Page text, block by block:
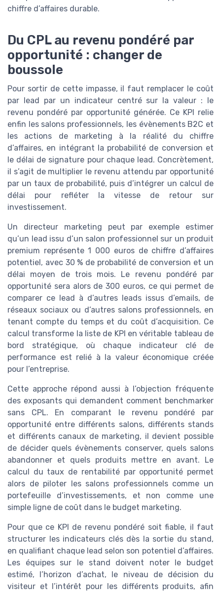
chiffre d’affaires durable.
Du CPL au revenu pondéré par
opportunité : changer de
boussole
Pour sortir de cette impasse, il faut remplacer le coût
par lead par un indicateur centré sur la valeur : le
revenu pondéré par opportunité générée. Ce KPI relie
enfin les salons professionnels, les évènements B2C et
les actions de marketing à la réalité du chiffre
d’affaires, en intégrant la probabilité de conversion et
le délai de signature pour chaque lead. Concrètement,
il s’agit de multiplier le revenu attendu par opportunité
par un taux de probabilité, puis d’intégrer un calcul de
délai pour refléter la vitesse de retour sur
investissement.
Un directeur marketing peut par exemple estimer
qu’un lead issu d’un salon professionnel sur un produit
premium représente 1 000 euros de chiffre d’affaires
potentiel, avec 30 % de probabilité de conversion et un
délai moyen de trois mois. Le revenu pondéré par
opportunité sera alors de 300 euros, ce qui permet de
comparer ce lead à d’autres leads issus d’emails, de
réseaux sociaux ou d’autres salons professionnels, en
tenant compte du temps et du coût d’acquisition. Ce
calcul transforme la liste de KPI en véritable tableau de
bord stratégique, où chaque indicateur clé de
performance est relié à la valeur économique créée
pour l’entreprise.
Cette approche répond aussi à l’objection fréquente
des exposants qui demandent comment benchmarker
sans CPL. En comparant le revenu pondéré par
opportunité entre différents salons, différents stands
et différents canaux de marketing, il devient possible
de décider quels évènements conserver, quels salons
abandonner et quels produits mettre en avant. Le
calcul du taux de rentabilité par opportunité permet
alors de piloter les salons professionnels comme un
portefeuille d’investissements, et non comme une
simple ligne de coût dans le budget marketing.
Pour que ce KPI de revenu pondéré soit fiable, il faut
structurer les indicateurs clés dès la sortie du stand,
en qualifiant chaque lead selon son potentiel d’affaires.
Les équipes sur le stand doivent noter le budget
estimé, l’horizon d’achat, le niveau de décision du
visiteur et l’intérêt pour les différents produits, afin